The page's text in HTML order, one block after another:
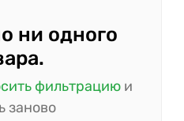
ни одного
фильтрациюи
заново